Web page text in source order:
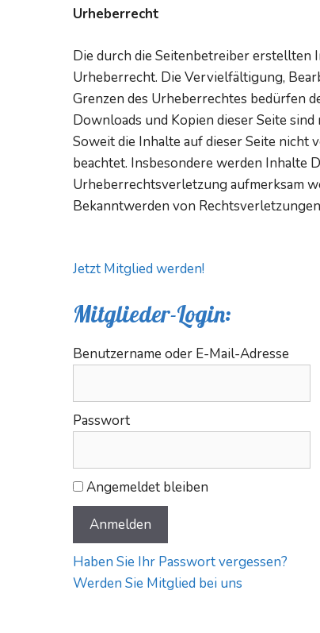
Urheberrecht
Die durch die Seitenbetreiber erstellten
Urheberrecht. Die Vervielfältigung,
Grenzen des Urheberrechtes bedürfen
Downloads und Kopien dieser Seite
Soweit die Inhalte auf dieser Seite
beachtet. Insbesondere werden Inhalte
Urheberrechtsverletzung aufmerksam
Bekanntwerden von
Jetzt Mitglied werden!
Mitglieder-Login:
Benutzername oder E-Mail-Adresse
Passwort
Angemeldet bleiben
Haben Sie Ihr Passwort vergessen?
Werden Sie Mitglied bei uns